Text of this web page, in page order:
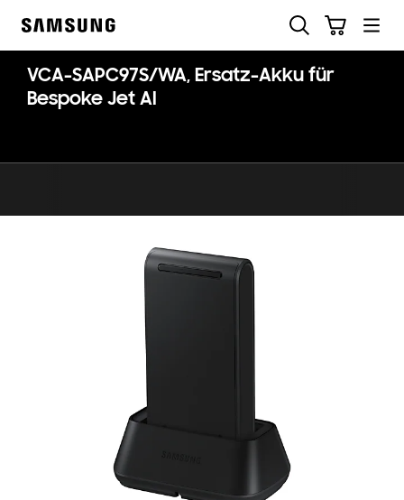
VCA-SAPC97S/WA, Ersatz-Akku für
Bespoke Jet AI